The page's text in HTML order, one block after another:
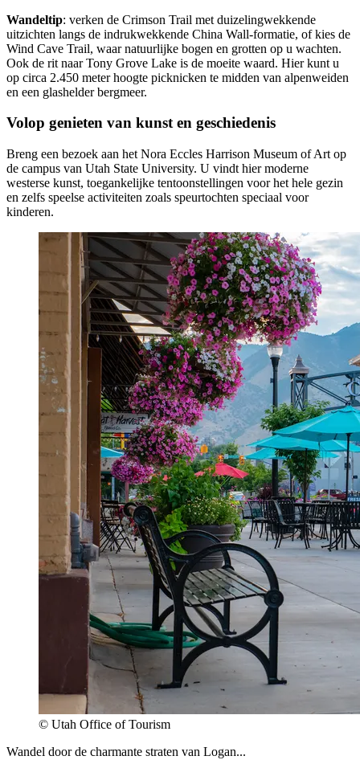
Wandeltip: verken de Crimson Trail met duizelingwekkende
uitzichten langs de indrukwekkende China Wall-formatie, of kies de
Wind Cave Trail, waar natuurlijke bogen en grotten op u wachten.
Ook de rit naar Tony Grove Lake is de moeite waard. Hier kunt u
op circa 2.450 meter hoogte picknicken te midden van alpenweiden
en een glashelder bergmeer.
Volop genieten van kunst en geschiedenis
Breng een bezoek aan het Nora Eccles Harrison Museum of Art op
de campus van Utah State University. U vindt hier moderne
westerse kunst, toegankelijke tentoonstellingen voor het hele gezin
en zelfs speelse activiteiten zoals speurtochten speciaal voor
kinderen.
© Utah Office of Tourism
Wandel door de charmante straten van Logan...